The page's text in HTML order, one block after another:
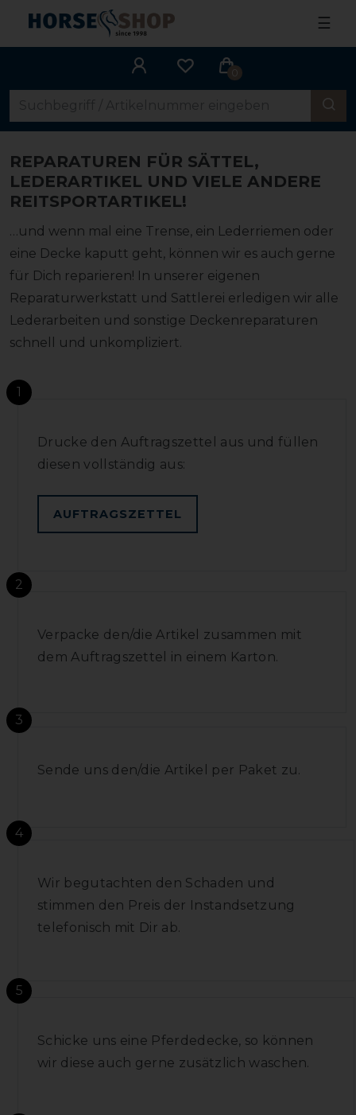
☰
0
REPARATUREN FÜR SÄTTEL,
LEDERARTIKEL UND VIELE ANDERE
REITSPORTARTIKEL!
…und wenn mal eine Trense, ein Lederriemen oder
eine Decke kaputt geht, können wir es auch gerne
für Dich reparieren! In unserer eigenen
Reparaturwerkstatt und Sattlerei erledigen wir alle
Lederarbeiten und sonstige Deckenreparaturen
schnell und unkompliziert.
1
Drucke den Auftragszettel aus und füllen
diesen vollständig aus:
AUFTRAGSZETTEL
2
Verpacke den/die Artikel zusammen mit
dem Auftragszettel in einem Karton.
3
Sende uns den/die Artikel per Paket zu.
4
Wir begutachten den Schaden und
stimmen den Preis der Instandsetzung
telefonisch mit Dir ab.
5
Schicke uns eine Pferdedecke, so können
wir diese auch gerne zusätzlich waschen.